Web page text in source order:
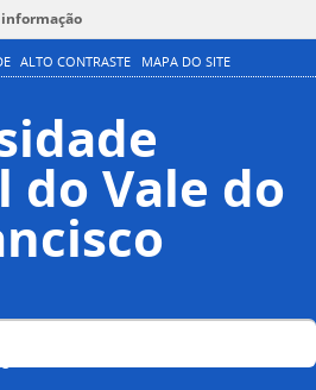
informação
Participe
Canais
ALTO CONTRASTE MAPA DO SITE
do Vale do